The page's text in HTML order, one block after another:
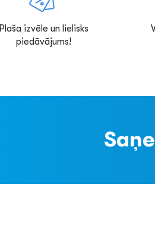
Plaša izvēle un lielisks
piedāvājums!